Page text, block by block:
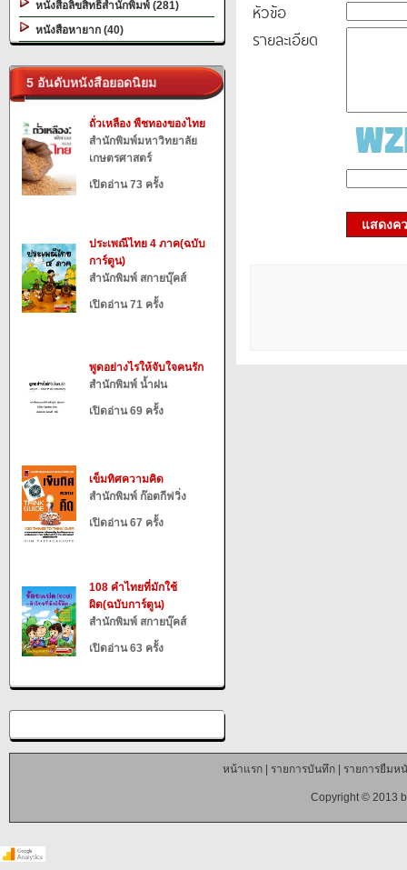
หนังสือลิขสิทธิ์สำนักพิมพ์ (281)
หนังสือหายาก (40)
5 อันดับหนังสือยอดนิยม
ถั่วเหลือง พืชทองของไทย
สำนักพิมพ์มหาวิทยาลัย
เกษตรศาสตร์
เปิดอ่าน 73 ครั้ง
ประเพณีไทย 4 ภาค(ฉบับ
การ์ตูน)
สำนักพิมพ์ สกายบุ๊คส์
เปิดอ่าน 71 ครั้ง
พูดอย่างไรให้จับใจคนรัก
สำนักพิมพ์ น้ำฝน
เปิดอ่าน 69 ครั้ง
เข็มทิศความคิด
สำนักพิมพ์ ก๊อตกีฟวิ่ง
เปิดอ่าน 67 ครั้ง
108 คำไทยที่มักใช้
ผิด(ฉบับการ์ตูน)
สำนักพิมพ์ สกายบุ๊คส์
เปิดอ่าน 63 ครั้ง
หัวข้อ
รายละเอียด
แสดงค
หน้าแรก| รายการบันทึก| รายการยืมห
Copyright © 2013